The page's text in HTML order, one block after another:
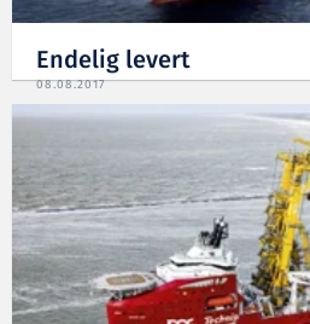
Endelig levert
08.08.2017